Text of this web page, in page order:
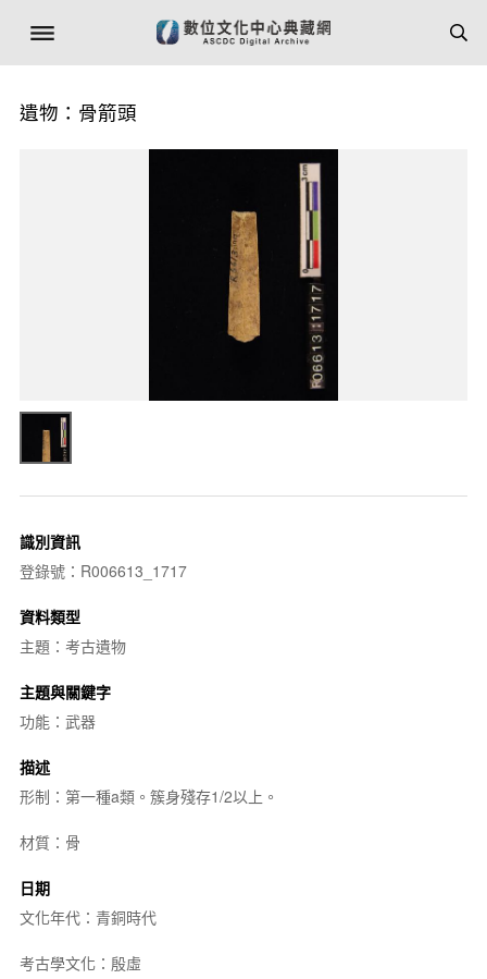
遺物：骨箭頭
識別資訊
登錄號：R006613_1717
資料類型
主題：考古遺物
主題與關鍵字
功能：武器
描述
形制：第一種a類。簇身殘存1/2以上。
材質：骨
日期
文化年代：青銅時代
考古學文化：殷虛